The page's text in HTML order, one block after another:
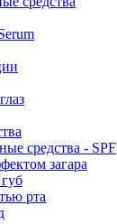
средства - SPF
загара
рта